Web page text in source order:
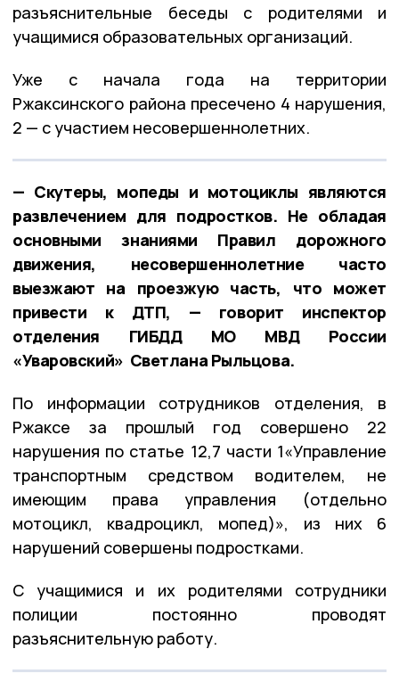
разъяснительные беседы с родителями и
учащимися образовательных организаций.
Уже с начала года на территории
Ржаксинского района пресечено 4 нарушения,
2 — с участием несовершеннолетних.
— Скутеры, мопеды и мотоциклы являются
развлечением для подростков. Не обладая
основными знаниями Правил дорожного
движения, несовершеннолетние часто
выезжают на проезжую часть, что может
привести к ДТП, — говорит инспектор
отделения ГИБДД МО МВД России
«Уваровский» Светлана Рыльцова.
По информации сотрудников отделения, в
Ржаксе за прошлый год совершено 22
нарушения по статье 12,7 части 1«Управление
транспортным средством водителем, не
имеющим права управления (отдельно
мотоцикл, квадроцикл, мопед)», из них 6
нарушений совершены подростками.
С учащимися и их родителями сотрудники
полиции постоянно проводят
разъяснительную работу.